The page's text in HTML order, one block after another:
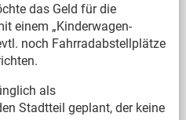
das Geld für die
einem „Kinderwagen-
noch Fahrradabstellplätze
als
Stadtteil geplant, der keine